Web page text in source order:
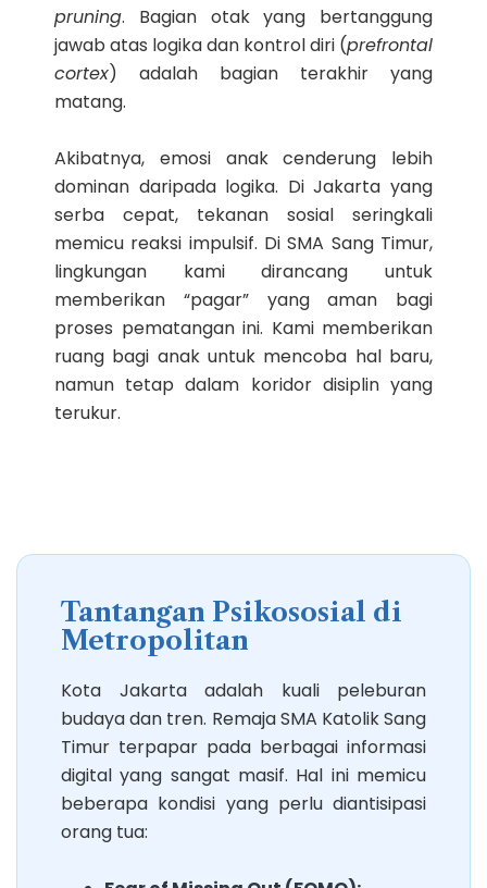
pruning. Bagian otak yang bertanggung
jawab atas logika dan kontrol diri (prefrontal
cortex) adalah bagian terakhir yang
matang.
Akibatnya, emosi anak cenderung lebih
dominan daripada logika. Di Jakarta yang
serba cepat, tekanan sosial seringkali
memicu reaksi impulsif. Di SMA Sang Timur,
lingkungan kami dirancang untuk
memberikan “pagar” yang aman bagi
proses pematangan ini. Kami memberikan
ruang bagi anak untuk mencoba hal baru,
namun tetap dalam koridor disiplin yang
terukur.
Tantangan Psikososial di
Metropolitan
Kota Jakarta adalah kuali peleburan
budaya dan tren. Remaja SMA Katolik Sang
Timur terpapar pada berbagai informasi
digital yang sangat masif. Hal ini memicu
beberapa kondisi yang perlu diantisipasi
orang tua: